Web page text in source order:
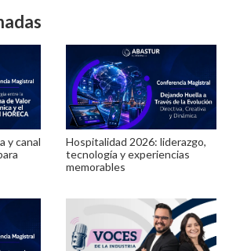
y canal
Hospitalidad 2026: liderazgo,
tecnología y experiencias
memorables